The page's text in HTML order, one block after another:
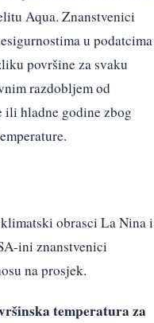
Aqua. Znanstvenici
u
površine za svaku
razdobljem od
ili hladne godine zbog
obrasci La Nina i
ini znanstvenici
na prosjek.
temperatura za